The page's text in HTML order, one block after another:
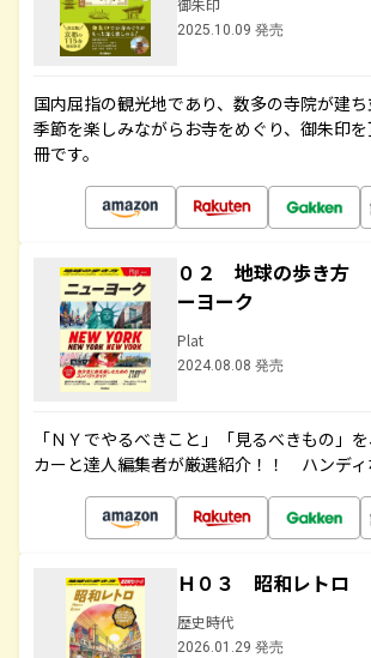
御朱印
2025.10.09 発売
国内屈指の観光地であり、数多の寺院が建ち
季節を楽しみながらお寺をめぐり、御朱印
冊です。
０２ 地球の歩き方
ーヨーク
Plat
2024.08.08 発売
「ＮＹでやるべきこと」「見るべきもの」
カーと達人編集者が厳選紹介！！ ハンディ
Ｈ０３ 昭和レトロ
歴史時代
2026.01.29 発売